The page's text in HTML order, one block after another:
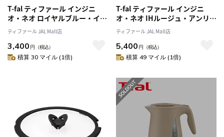
T-fal ティファール インジニ
オ・ネオ ロイヤルブルー・イン
テンス ソースパン 16cm
L43728 ガス火専用
ティファール JAL Mall店
3,400 円 （税込）
積算 30 マイル (1倍)
T-fal ティファール インジニ
オ・ネオ IHルージュ・アンリミ
テッド フライパン28cm
L38306 IH・ガス火対応
ティファール JAL Mall店
5,400 円 （税込）
積算 49 マイル (1倍)